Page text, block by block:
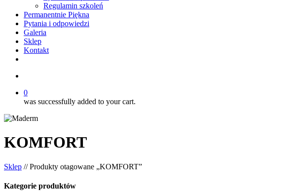
Regulamin szkoleń
Permanentnie Piękna
Pytania i odpowiedzi
Galeria
Sklep
Kontakt
0
was successfully added to your cart.
KOMFORT
Sklep // Produkty otagowane „KOMFORT”
Kategorie produktów